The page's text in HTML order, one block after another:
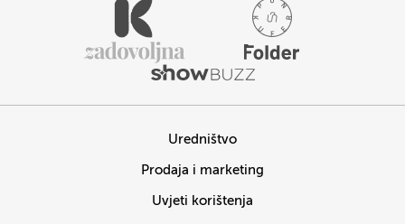
Uredništvo
Prodaja i marketing
Uvjeti korištenja